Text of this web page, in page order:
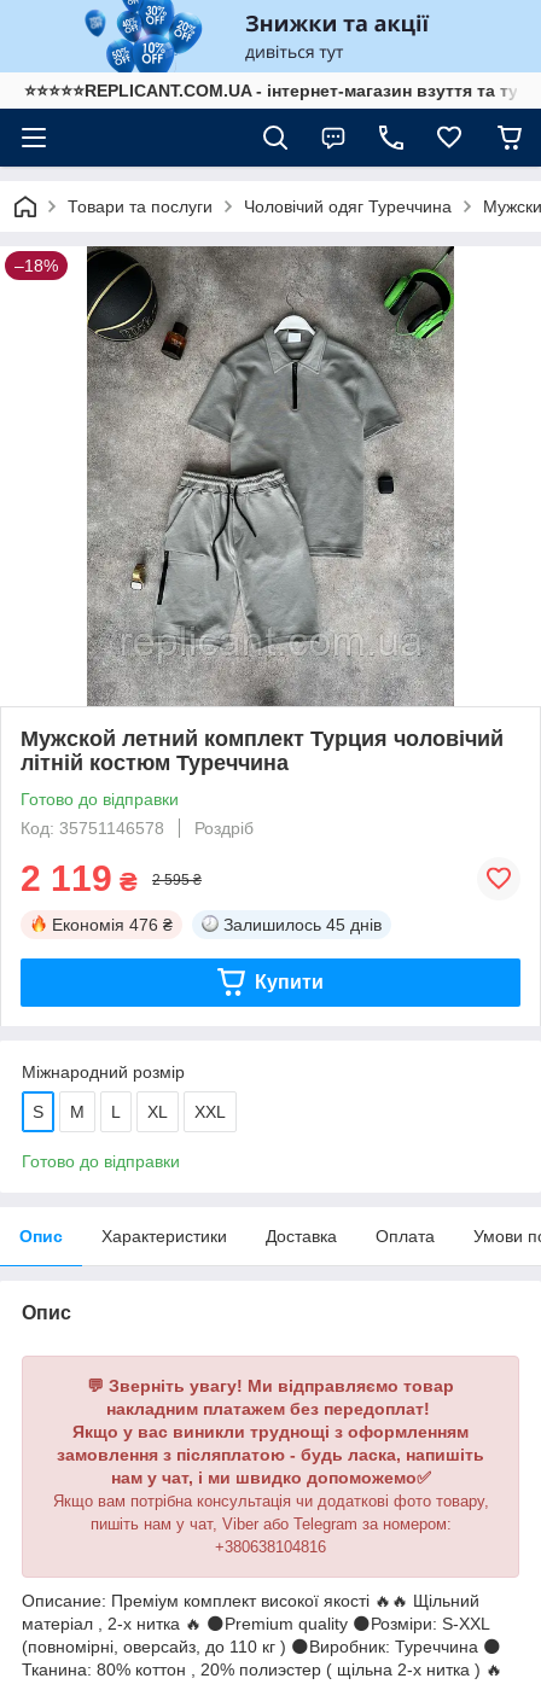
⭐⭐⭐⭐⭐REPLICANT.COM.UA - інтернет-магазин взуття та
Товари та послуги Чоловічий одяг Туреччина
–18%
Мужской летний комплект Турция чоловічий
літній костюм Туреччина
Готово до відправки
Код: 35751146578
Роздріб
2 119 ₴ 2 595 ₴
Економія 476 ₴ Залишилось 45 днів
Купити
Міжнародний розмір
S M L XL XXL
Готово до відправки
Опис Характеристики Доставка Оплата Умови
Опис
💬 Зверніть увагу! Ми відправляємо товар
накладним платажем без передоплат!
Якщо у вас виникли труднощі з оформленням
замовлення з післяплатою - будь ласка, напишіть
нам у чат, і ми швидко допоможемо✅
Якщо вам потрібна консультація чи додаткові фото товару,
пишіть нам у чат, Viber або Telegram за номером:
+380638104816
Описание: Преміум комплект високої якості 🔥🔥 Щільний
матеріал , 2-х нитка 🔥 🌑Premium quality 🌑Розміри: S-XXL
(повномірні, оверсайз, до 110 кг ) 🌑Виробник: Туреччина 🌑
Тканина: 80% коттон , 20% полиэстер ( щільна 2-х нитка ) 🔥